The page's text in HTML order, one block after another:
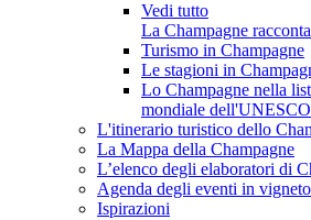
Vedi tutto
La Champagne
Turismo in Champagne
Le stagioni in
Lo Champagne nella
mondiale dell'UNESCO
L'itinerario turistico dello
La Mappa della Champagne
L’elenco degli elaboratori di
Agenda degli eventi in vigneto
Ispirazioni